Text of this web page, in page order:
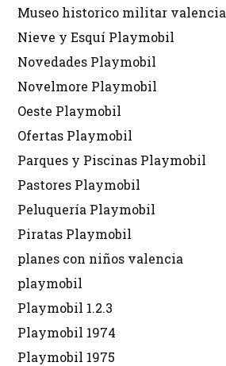
Museo historico militar valencia
Nieve y Esquí Playmobil
Novedades Playmobil
Novelmore Playmobil
Oeste Playmobil
Ofertas Playmobil
Parques y Piscinas Playmobil
Pastores Playmobil
Peluquería Playmobil
Piratas Playmobil
planes con niños valencia
playmobil
Playmobil 1.2.3
Playmobil 1974
Playmobil 1975